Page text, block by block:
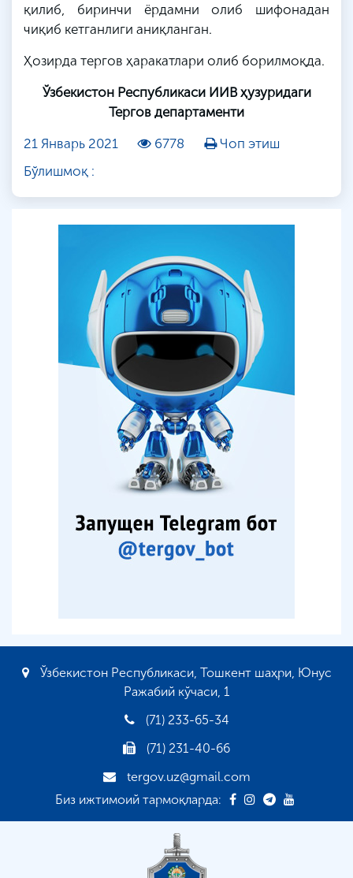
қилиб, биринчи ёрдамни олиб шифонадан
чиқиб кетганлиги аниқланган.
Ҳозирда тергов ҳаракатлари олиб борилмоқда.
Ўзбекистон Республикаси ИИВ ҳузуридаги
Тергов департаменти
21 Январь 2021
6778
Чоп этиш
Бўлишмоқ :
Ўзбекистон Республикаси, Тошкент шаҳри, Юнус
Ражабий кўчаси, 1
(71) 233-65-34
(71) 231-40-66
tergov.uz@gmail.com
Биз ижтимоий тармоқларда: